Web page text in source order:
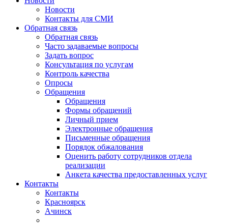
Новости
Контакты для СМИ
Обратная связь
Обратная связь
Часто задаваемые вопросы
Задать вопрос
Консультация по услугам
Контроль качества
Опросы
Обращения
Обращения
Формы обращений
Личный прием
Электронные обращения
Письменные обращения
Порядок обжалования
Оценить работу сотрудников отдела
реализации
Анкета качества предоставленных услуг
Контакты
Контакты
Красноярск
Ачинск